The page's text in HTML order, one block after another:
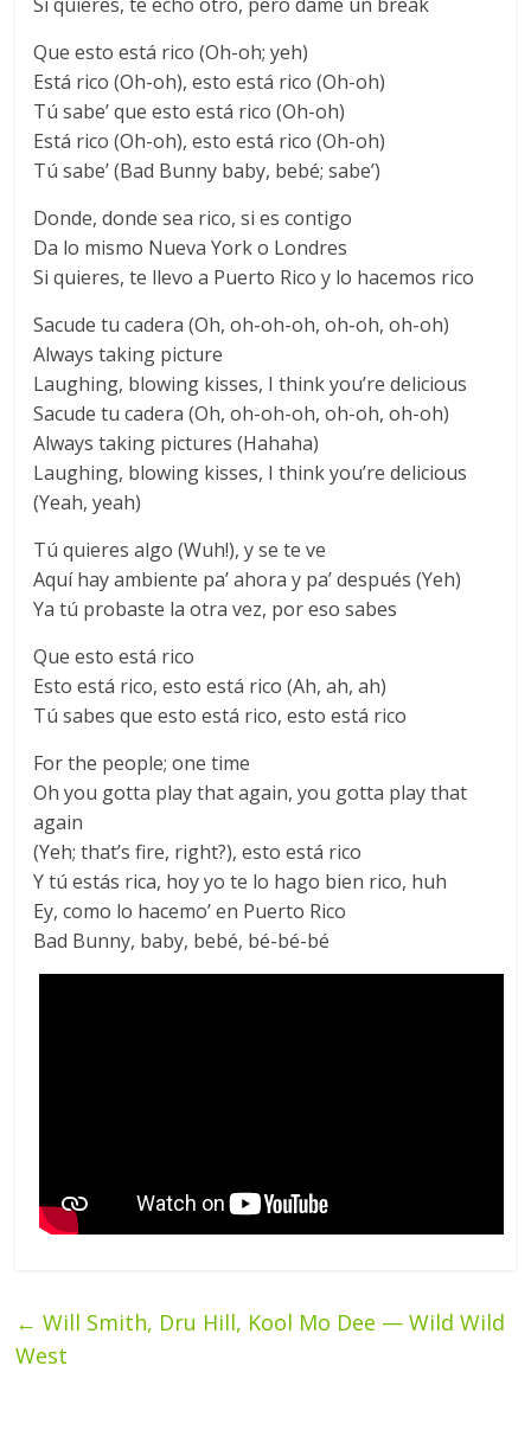
Que esto está rico (Oh-oh; yeh)
Está rico (Oh-oh), esto está rico (Oh-oh)
Tú sabe’ que esto está rico (Oh-oh)
Está rico (Oh-oh), esto está rico (Oh-oh)
Tú sabe’ (Bad Bunny baby, bebé; sabe’)
Donde, donde sea rico, si es contigo
Da lo mismo Nueva York o Londres
Si quieres, te llevo a Puerto Rico y lo hacemos rico
Sacude tu cadera (Oh, oh-oh-oh, oh-oh, oh-oh)
Always taking picture
Laughing, blowing kisses, I think you’re delicious
Sacude tu cadera (Oh, oh-oh-oh, oh-oh, oh-oh)
Always taking pictures (Hahaha)
Laughing, blowing kisses, I think you’re delicious
(Yeah, yeah)
Tú quieres algo (Wuh!), y se te ve
Aquí hay ambiente pa’ ahora y pa’ después (Yeh)
Ya tú probaste la otra vez, por eso sabes
Que esto está rico
Esto está rico, esto está rico (Ah, ah, ah)
Tú sabes que esto está rico, esto está rico
For the people; one time
Oh you gotta play that again, you gotta play that
again
(Yeh; that’s fire, right?), esto está rico
Y tú estás rica, hoy yo te lo hago bien rico, huh
Ey, como lo hacemo’ en Puerto Rico
Bad Bunny, baby, bebé, bé-bé-bé
← Will Smith, Dru Hill, Kool Mo Dee — Wild Wild
West